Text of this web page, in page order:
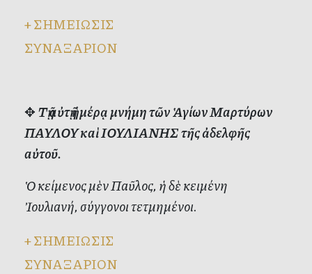
+ΣΗΜΕΙΩΣΙΣ
ΣΥΝΑΞΑΡΙΟΝ
✥Τῇ αὐτῇ ἡμέρᾳ μνήμη τῶν Ἁγίων Μαρτύρων
ΠΑΥΛΟΥ καὶ ΙΟΥΛΙΑΝΗΣ τῆς ἀδελφῆς
αὐτοῦ.
Ὁ κείμενος μὲν Παῦλος, ἡ δὲ κειμένη
Ἰουλιανή, σύγγονοι τετμημένοι.
+ΣΗΜΕΙΩΣΙΣ
ΣΥΝΑΞΑΡΙΟΝ